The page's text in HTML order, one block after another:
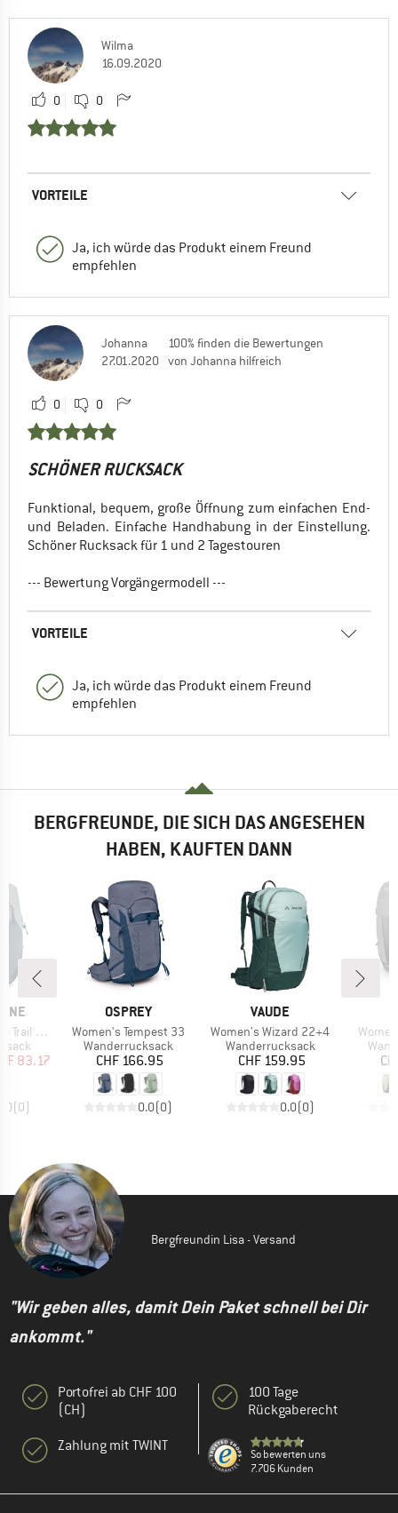
Wilma
16.09.2020
0 0
VORTEILE
Ja, ich würde das Produkt einem Freund
empfehlen
Johanna
27.01.2020
100% finden die Bewertungen
von Johanna hilfreich
0 0
SCHÖNER RUCKSACK
Funktional, bequem, große Öffnung zum einfachen End-
und Beladen. Einfache Handhabung in der Einstellung.
Schöner Rucksack für 1 und 2 Tagestouren
--- Bewertung Vorgängermodell ---
VORTEILE
Ja, ich würde das Produkt einem Freund
empfehlen
BERGFREUNDE, DIE SICH DAS ANGESEHEN
HABEN, KAUFTEN DANN
ND33
Preis
83.17
(0)
MARKE
OSPREY
Artikel
Women's Tempest 33
Produktgruppe
Wanderrucksack
Preis
CHF 166.95
0.0(0)
MARKE
VAUDE
Artikel
Women's Wizard 22+4
Produktgruppe
Wanderrucksack
Preis
CHF 159.95
0.0(0)
Artikel
Bergfreundin Lisa - Versand
"Wir geben alles, damit Dein Paket schnell bei Dir
ankommt."
Portofrei ab CHF 100
(CH)
Zahlung mit TWINT
100 Tage
Rückgaberecht
So bewerten uns
7.706 Kunden